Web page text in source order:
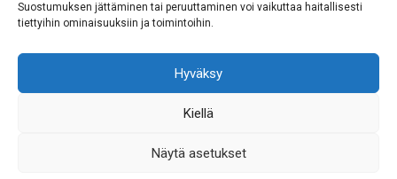
Suostumuksen jättäminen tai peruuttaminen voi vaikuttaa haitallisesti
tiettyihin ominaisuuksiin ja toimintoihin.
Hyväksy
Kiellä
Näytä asetukset
Löydät meidät myös somesta!
Instagram
Facebook